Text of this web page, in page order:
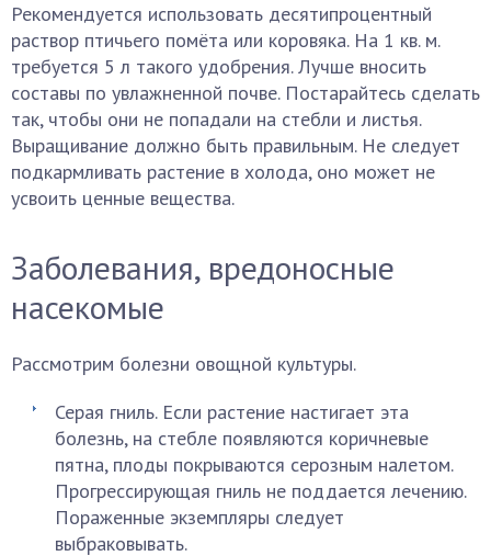
Рекомендуется использовать десятипроцентный
раствор птичьего помёта или коровяка. На 1 кв. м.
требуется 5 л такого удобрения. Лучше вносить
составы по увлажненной почве. Постарайтесь сделать
так, чтобы они не попадали на стебли и листья.
Выращивание должно быть правильным. Не следует
подкармливать растение в холода, оно может не
усвоить ценные вещества.
Заболевания, вредоносные
насекомые
Рассмотрим болезни овощной культуры.
Серая гниль. Если растение настигает эта
болезнь, на стебле появляются коричневые
пятна, плоды покрываются серозным налетом.
Прогрессирующая гниль не поддается лечению.
Пораженные экземпляры следует
выбраковывать.